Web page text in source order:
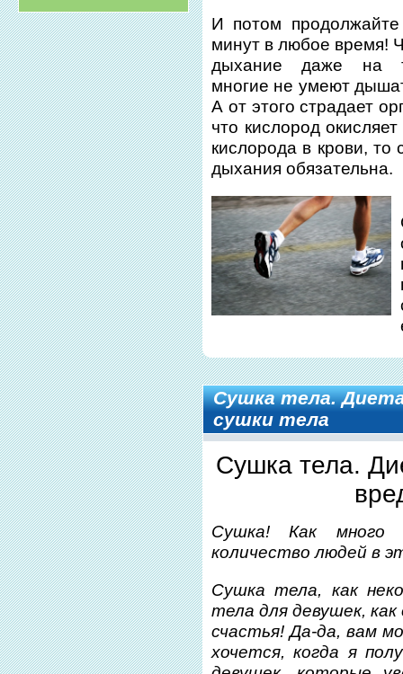
И потом
минут в любое время!
дыхание даже на
многие не умеют
А от этого страдает
что кислород
кислорода в крови, то
дыхания обязательна.
Сушка тела.
сушки тела
Сушка тела.
Сушка! Как много
количество людей в
Сушка тела, как
тела для девушек,
счастья! Да-да, вам
хочется, когда я